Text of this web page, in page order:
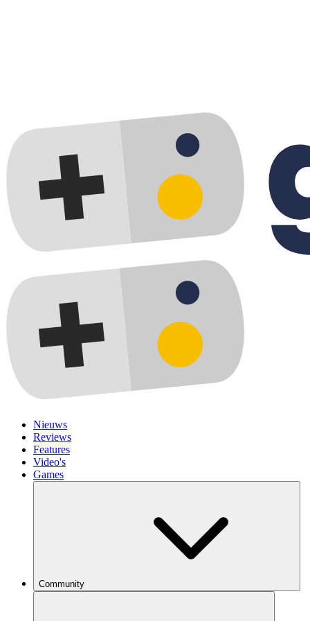
Nieuws
Reviews
Features
Video's
Games
Community